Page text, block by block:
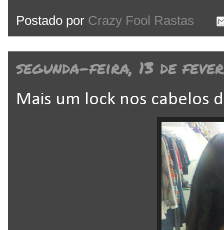
Postado por Crazy Fool Rastas
segunda-feira, 13 de
Mais um lock nos cabelos